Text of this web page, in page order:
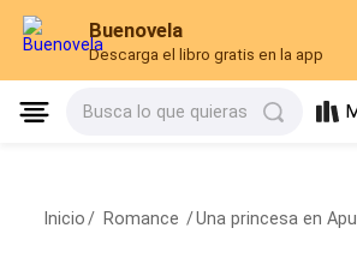
Buenovela
Descarga el libro gratis en la app
Busca lo que quieras
Inicio / Romance /Una princesa en